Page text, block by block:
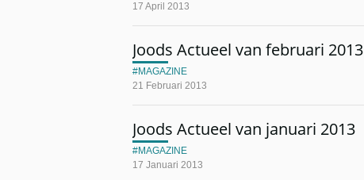
17 April 2013
Joods Actueel van februari 2013
21 Februari 2013
MAGAZINE
Joods Actueel van januari 2013
17 Januari 2013
MAGAZINE